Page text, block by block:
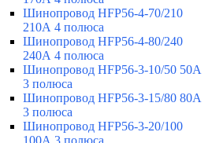
Шинопровод HFP56-4-70/210
210А 4 полюса
Шинопровод HFP56-4-80/240
240А 4 полюса
Шинопровод HFP56-3-10/50 50А
3 полюса
Шинопровод HFP56-3-15/80 80А
3 полюса
Шинопровод HFP56-3-20/100
100А 3 полюса